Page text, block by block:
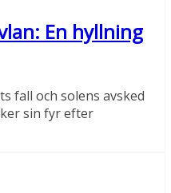
En hyllning
fall och solens avsked
sin fyr efter